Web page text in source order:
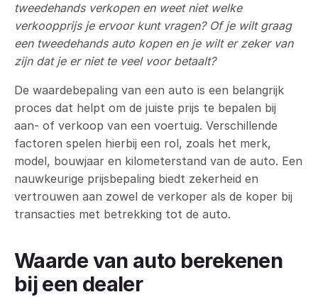
tweedehands verkopen en weet niet welke
verkoopprijs je ervoor kunt vragen? Of je wilt graag
een tweedehands auto kopen en je wilt er zeker van
zijn dat je er niet te veel voor betaalt?
De waardebepaling van een auto is een belangrijk
proces dat helpt om de juiste prijs te bepalen bij
aan- of verkoop van een voertuig. Verschillende
factoren spelen hierbij een rol, zoals het merk,
model, bouwjaar en kilometerstand van de auto. Een
nauwkeurige prijsbepaling biedt zekerheid en
vertrouwen aan zowel de verkoper als de koper bij
transacties met betrekking tot de auto.
Waarde van auto berekenen
bij een dealer